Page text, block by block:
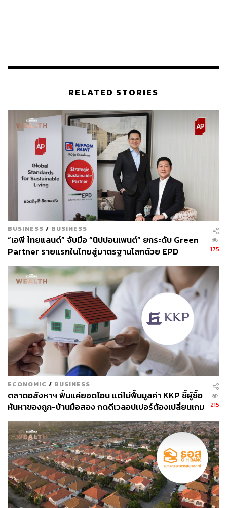
616
ABOUT THE AUTHOR
ถนัดกิจ จันกิเสน
Content Creator ประจำกองบรรณาธิการ
THE STANDARD WEALTH ผู้เสพติดโลก
ธุรกิจ การตลาด เทคโนโลยี และชอบสำรวจ
โลกออฟไลน์และออนไลน์มาถอดรหัสความ
เคลื่อนไหวให้เป็นเรื่องเข้าใจง่าย สนุก และได้
ไอเดียใหม่ๆ
RELATED STORIES
BUSINESS / BUSINESS
“เอพี ไทยแลนด์” จับมือ “นิปปอนเพนต์” ยกระดับ Green
Partner รายแรกในไทยสู่มาตรฐานโลกด้วย EPD
International พร้อมชูแนวคิด Global Standards for
Global Sustainable Living ส่งมอบบ้านคุณภาพ ลด
ผลกระทบต่อสิ่งแวดล้อม พร้อมปั้นนักออกแบบที่ใส่ใจโลก
175
ECONOMIC / BUSINESS
ตลาดอสังหาฯ ฟื้นแค่ยอดโอน แต่ไม่ฟื้นมูลค่า KKP ชี้ผู้ซื้อ
หันหาของถูก-บ้านมือสอง กดดีเวลอปเปอร์ต้องเปลี่ยนเกม
215